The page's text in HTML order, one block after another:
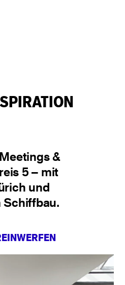
&
5 – mit
und
Schiffbau.